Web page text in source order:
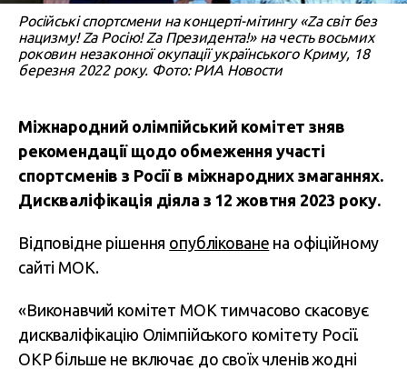
Російські спортсмени на концерті-мітингу «Za світ без
нацизму! Zа Росію! Zа Президентa!» на честь восьмих
роковин незаконної окупації українського Криму, 18
березня 2022 року. Фото: РИА Новости
Міжнародний олімпійський комітет зняв
рекомендації щодо обмеження участі
спортсменів з Росії в міжнародних змаганнях.
Дискваліфікація діяла з 12 жовтня 2023 року.
Відповідне рішення опубліковане на офіційному
сайті МОК.
«Виконавчий комітет МОК тимчасово скасовує
дискваліфікацію Олімпійського комітету Росії.
ОКР більше не включає до своїх членів жодні